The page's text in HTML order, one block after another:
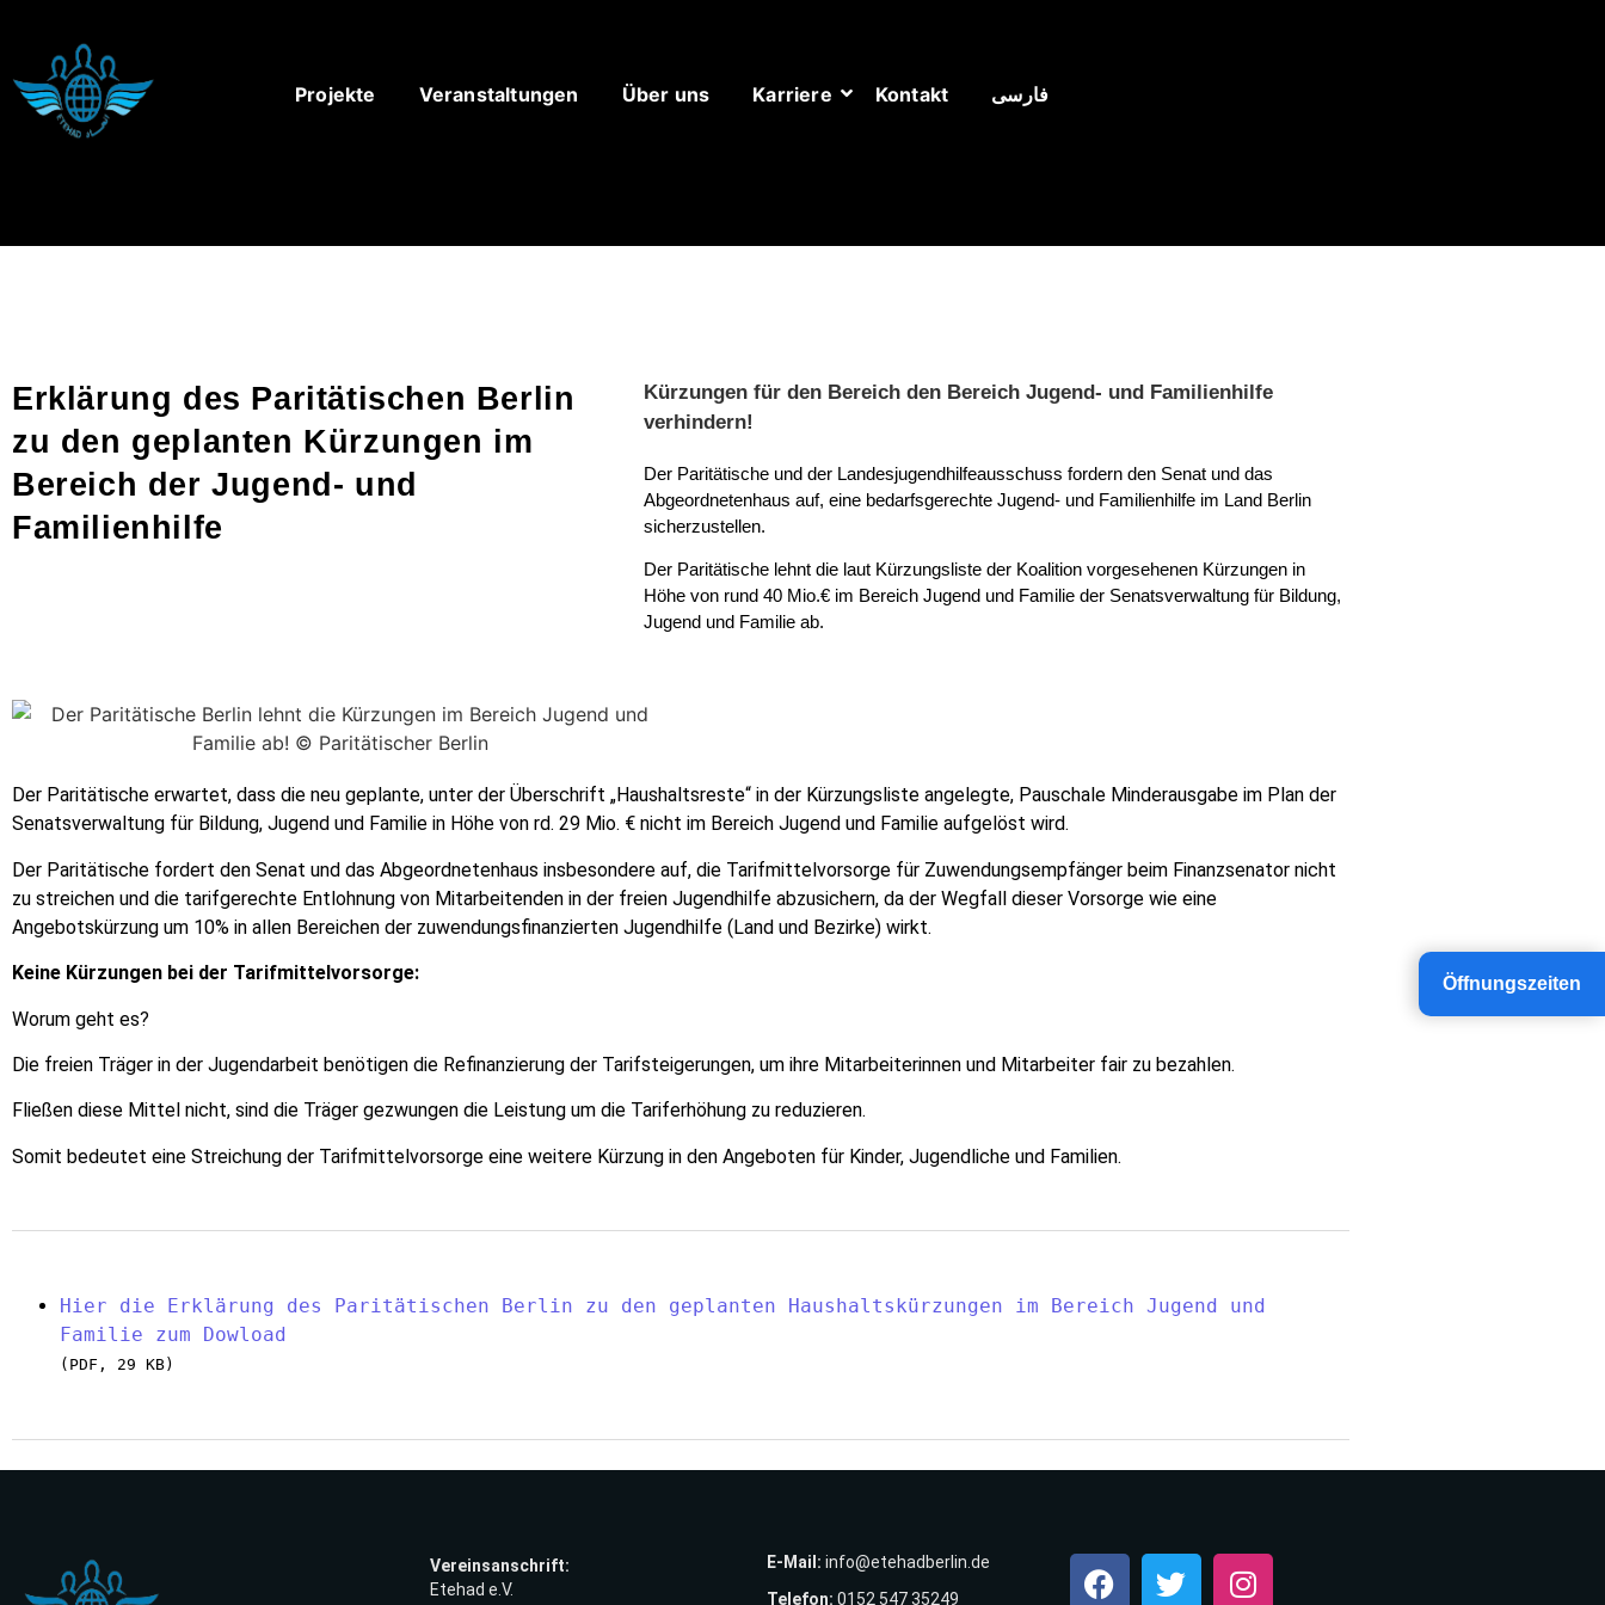
Öffnungszeiten
Projekte Veranstaltungen Über uns Karriere Kontakt فارسی
Erklärung des Paritätischen Berlin
zu den geplanten Kürzungen im
Bereich der Jugend- und
Familienhilfe
Kürzungen für den Bereich den Bereich Jugend- und Familienhilfe
verhindern!
Der Paritätische und der Landesjugendhilfeausschuss fordern den Senat und das
Abgeordnetenhaus auf, eine bedarfsgerechte Jugend- und Familienhilfe im Land Berlin
sicherzustellen.
Der Paritätische lehnt die laut Kürzungsliste der Koalition vorgesehenen Kürzungen in
Höhe von rund 40 Mio.€ im Bereich Jugend und Familie der Senatsverwaltung für Bildung,
Jugend und Familie ab.
Der Paritätische erwartet, dass die neu geplante, unter der Überschrift „Haushaltsreste“ in der Kürzungsliste angelegte, Pauschale Minderausgabe im Plan der
Senatsverwaltung für Bildung, Jugend und Familie in Höhe von rd. 29 Mio. € nicht im Bereich Jugend und Familie aufgelöst wird.
Der Paritätische fordert den Senat und das Abgeordnetenhaus insbesondere auf, die Tarifmittelvorsorge für Zuwendungsempfänger beim Finanzsenator nicht
zu streichen und die tarifgerechte Entlohnung von Mitarbeitenden in der freien Jugendhilfe abzusichern, da der Wegfall dieser Vorsorge wie eine
Angebotskürzung um 10% in allen Bereichen der zuwendungsfinanzierten Jugendhilfe (Land und Bezirke) wirkt.
Keine Kürzungen bei der Tarifmittelvorsorge:
Worum geht es?
Die freien Träger in der Jugendarbeit benötigen die Refinanzierung der Tarifsteigerungen, um ihre Mitarbeiterinnen und Mitarbeiter fair zu bezahlen.
Fließen diese Mittel nicht, sind die Träger gezwungen die Leistung um die Tariferhöhung zu reduzieren.
Somit bedeutet eine Streichung der Tarifmittelvorsorge eine weitere Kürzung in den Angeboten für Kinder, Jugendliche und Familien.
Hier die Erklärung des Paritätischen Berlin zu den geplanten Haushaltskürzungen im Bereich Jugend und
(PDF, 29 KB)
Vereinsanschrift:
Etehad e.V.
E-Mail:info@etehadberlin.de
Telefon: 0152 547 35249